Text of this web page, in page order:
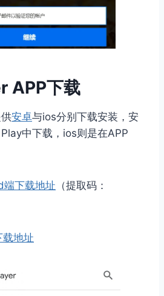
APP下载
安卓与ios分别下载安装，安
中下载，ios则是在APP
下载地址 （提取码：
载地址